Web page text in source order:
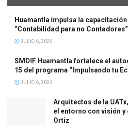
Huamantla impulsa la
“Contabilidad para no Contadores”
JULIO 6, 2026
SMDIF Huamantla fortalece el
15 del programa “Impulsando tu
JULIO 6, 2026
Arquitectos de la
el entorno con visión
Ortiz